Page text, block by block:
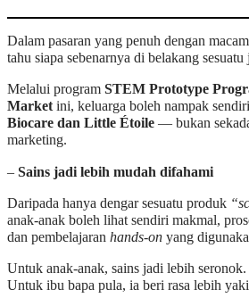
Dalam pasaran yang penuh dengan
tahu siapa sebenarnya di belakang sesuatu
Melalui program STEM Prototype
Marketini, keluarga boleh nampak
Biocare dan Little Étoile — bukan
marketing.
– Sains jadi lebih mudah difahami
Daripada hanya dengar sesuatu produk
anak-anak boleh lihat sendiri makmal,
dan pembelajaran hands-on yang
Untuk anak-anak, sains jadi lebih seronok.
Untuk ibu bapa pula, ia beri rasa lebih